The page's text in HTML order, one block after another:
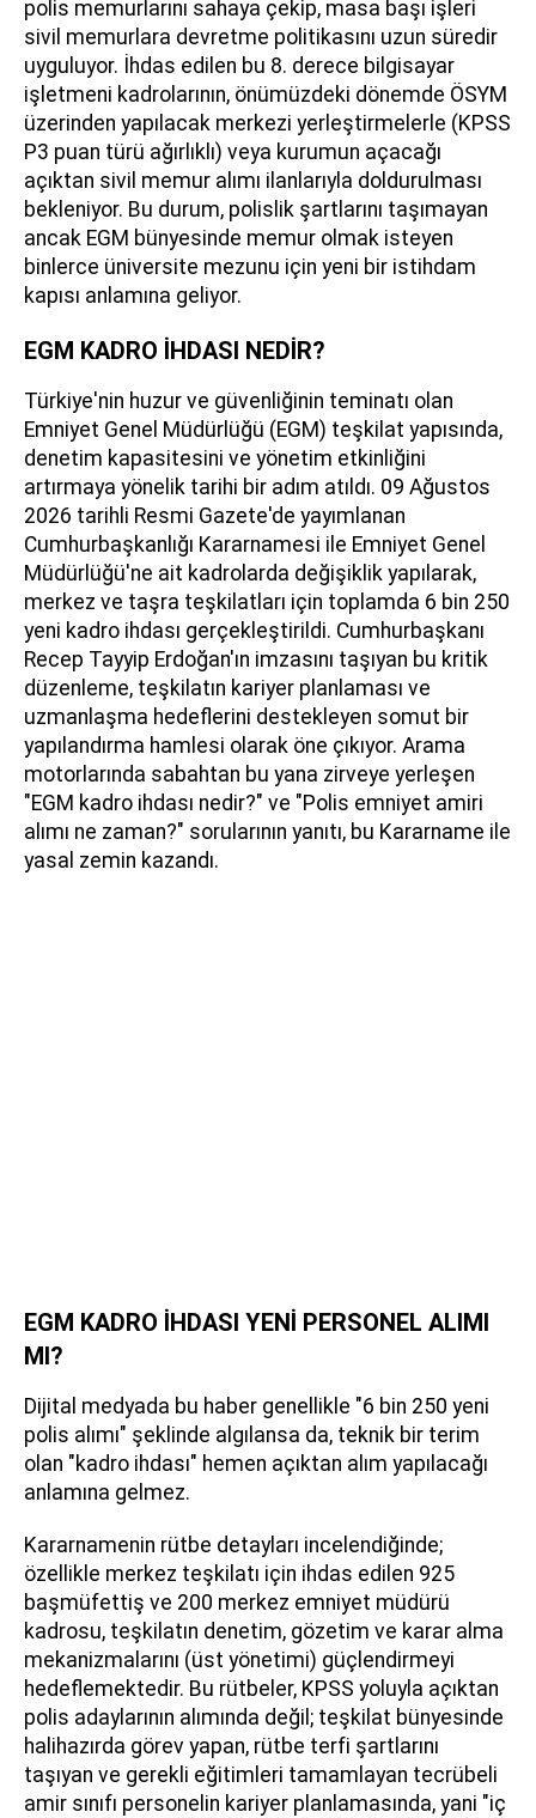
polis memurlarını sahaya çekip, masa başı işleri
sivil memurlara devretme politikasını uzun süredir
uyguluyor. İhdas edilen bu 8. derece bilgisayar
işletmeni kadrolarının, önümüzdeki dönemde ÖSYM
üzerinden yapılacak merkezi yerleştirmelerle (KPSS
P3 puan türü ağırlıklı) veya kurumun açacağı
açıktan sivil memur alımı ilanlarıyla doldurulması
bekleniyor. Bu durum, polislik şartlarını taşımayan
ancak EGM bünyesinde memur olmak isteyen
binlerce üniversite mezunu için yeni bir istihdam
kapısı anlamına geliyor.
EGM KADRO İHDASI NEDİR?
Türkiye'nin huzur ve güvenliğinin teminatı olan
Emniyet Genel Müdürlüğü (EGM) teşkilat yapısında,
denetim kapasitesini ve yönetim etkinliğini
artırmaya yönelik tarihi bir adım atıldı. 09 Ağustos
2026 tarihli Resmi Gazete'de yayımlanan
Cumhurbaşkanlığı Kararnamesi ile Emniyet Genel
Müdürlüğü'ne ait kadrolarda değişiklik yapılarak,
merkez ve taşra teşkilatları için toplamda 6 bin 250
yeni kadro ihdası gerçekleştirildi. Cumhurbaşkanı
Recep Tayyip Erdoğan'ın imzasını taşıyan bu kritik
düzenleme, teşkilatın kariyer planlaması ve
uzmanlaşma hedeflerini destekleyen somut bir
yapılandırma hamlesi olarak öne çıkıyor. Arama
motorlarında sabahtan bu yana zirveye yerleşen
"EGM kadro ihdası nedir?" ve "Polis emniyet amiri
alımı ne zaman?" sorularının yanıtı, bu Kararname ile
yasal zemin kazandı.
EGM KADRO İHDASI YENİ PERSONEL ALIMI
MI?
Dijital medyada bu haber genellikle "6 bin 250 yeni
polis alımı" şeklinde algılansa da, teknik bir terim
olan "kadro ihdası" hemen açıktan alım yapılacağı
anlamına gelmez.
Kararnamenin rütbe detayları incelendiğinde;
özellikle merkez teşkilatı için ihdas edilen 925
başmüfettiş ve 200 merkez emniyet müdürü
kadrosu, teşkilatın denetim, gözetim ve karar alma
mekanizmalarını (üst yönetimi) güçlendirmeyi
hedeflemektedir. Bu rütbeler, KPSS yoluyla açıktan
polis adaylarının alımında değil; teşkilat bünyesinde
halihazırda görev yapan, rütbe terfi şartlarını
taşıyan ve gerekli eğitimleri tamamlayan tecrübeli
amir sınıfı personelin kariyer planlamasında, yani "iç